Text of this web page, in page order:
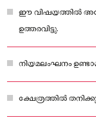
ഈ വിഷയത്തിൽ
ഉത്തരവിട്ടു.
നിയമലംഘനം
ക്ഷേത്രത്തില്‍